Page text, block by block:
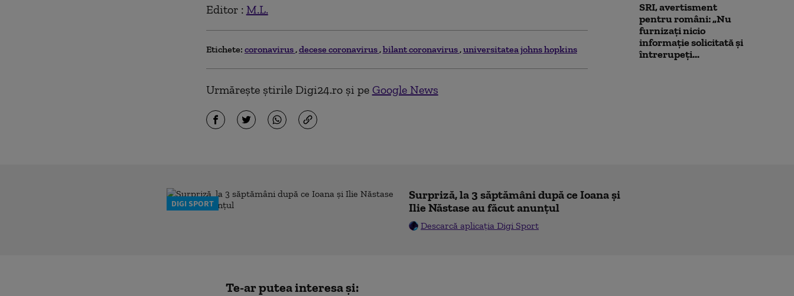
Editor : M.L.
Etichete: coronavirus decese coronavirus bilant coronavirus universitatea johns hopkins
Urmărește știrile Digi24.ro și pe Google News
SRI, avertisment
pentru români: „Nu
furnizați nicio
informație solicitată și
întrerupeți...
DIGI SPORT
Surpriză, la 3 săptămâni după ce Ioana și
Ilie Năstase au făcut anunțul
Descarcă aplicația Digi Sport
Te-ar putea interesa și: